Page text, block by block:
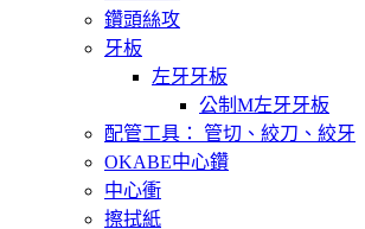
鑽頭絲攻
牙板
左牙牙板
公制M左牙牙板
配管工具： 管切、絞刀、絞牙
OKABE中心鑽
中心衝
擦拭紙